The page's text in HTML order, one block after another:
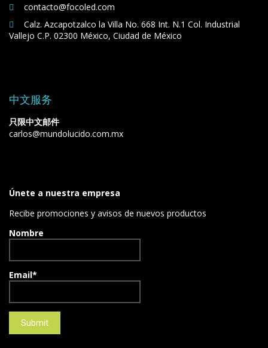
contacto@focoled.com
Calz. Azcapotzalco la Villa No. 668 Int. N.1 Col. Industrial
Vallejo C.P. 02300 México, Ciudad de México
中文服务
只限中文邮件
carlos@mundolucido.com.mx
Únete a nuestra empresa
Recibe promociones y avisos de nuevos productos
Nombre
Email*